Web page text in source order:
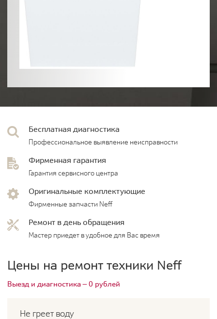
Бесплатная диагностика
Профессиональное выявление неисправности
Фирменная гарантия
Гарантия сервисного центра
Оригинальные комплектующие
Фирменные запчасти Neff
Ремонт в день обращения
Мастер приедет в удобное для Вас время
Цены на ремонт техники Neff
Выезд и диагностика — 0 рублей
Не греет воду